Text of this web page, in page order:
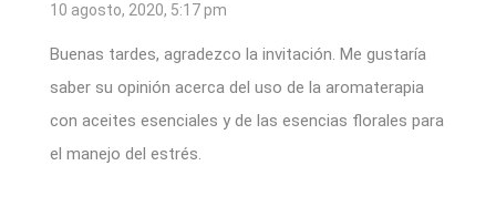
10 agosto, 2020, 5:17 pm
Buenas tardes, agradezco la invitación. Me gustaría
saber su opinión acerca del uso de la aromaterapia
con aceites esenciales y de las esencias florales para
el manejo del estrés.